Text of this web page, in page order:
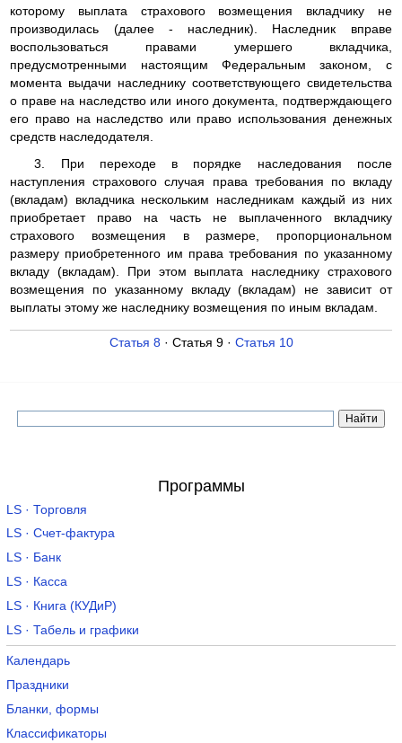
которому выплата страхового возмещения вкладчику не
производилась (далее - наследник). Наследник вправе
воспользоваться правами умершего вкладчика,
предусмотренными настоящим Федеральным законом, с
момента выдачи наследнику соответствующего свидетельства
о праве на наследство или иного документа, подтверждающего
его право на наследство или право использования денежных
средств наследодателя.
3. При переходе в порядке наследования после
наступления страхового случая права требования по вкладу
(вкладам) вкладчика нескольким наследникам каждый из них
приобретает право на часть не выплаченного вкладчику
страхового возмещения в размере, пропорциональном
размеру приобретенного им права требования по указанному
вкладу (вкладам). При этом выплата наследнику страхового
возмещения по указанному вкладу (вкладам) не зависит от
выплаты этому же наследнику возмещения по иным вкладам.
Статья 8 · Статья 9 · Статья 10
Программы
LS · Торговля
LS · Счет-фактура
LS · Банк
LS · Касса
LS · Книга (КУДиР)
LS · Табель и графики
Календарь
Праздники
Бланки, формы
Классификаторы